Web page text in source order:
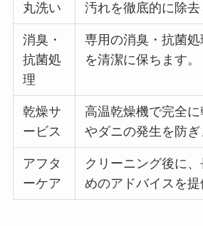
丸洗い
汚れを徹底的に除去
消臭・
抗菌処
理
専用の消臭・抗菌
を清潔に保ちます。
乾燥サ
ービス
高温乾燥機で完全
やダニの発生を防ぎ
アフタ
ーケア
クリーニング後に
めのアドバイスを提